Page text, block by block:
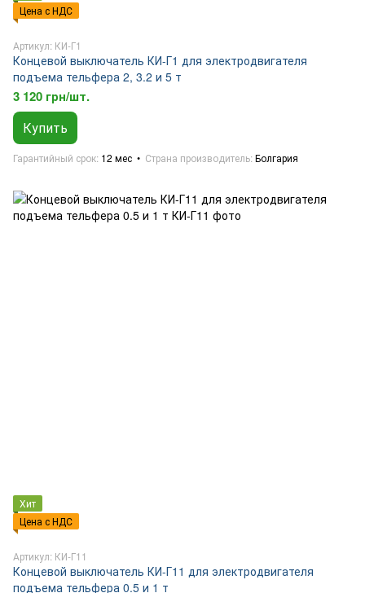
Цена с НДС
Артикул: КИ-Г1
Концевой выключатель КИ-Г1 для электродвигателя
подъема тельфера 2, 3.2 и 5 т
3 120 грн/шт.
Купить
Гарантийный срок 12 мес Страна производитель Болгария
Хит
Цена с НДС
Артикул: КИ-Г11
Концевой выключатель КИ-Г11 для электродвигателя
подъема тельфера 0.5 и 1 т